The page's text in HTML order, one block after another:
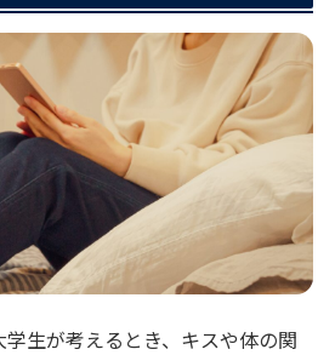
生が考えるとき、キスや体の関